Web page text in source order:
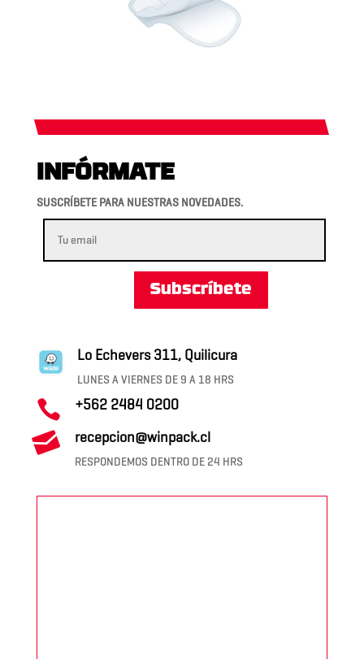
INFÓRMATE
SUSCRÍBETE PARA NUESTRAS NOVEDADES.
Subscríbete
Lo Echevers 311, Quilicura
LUNES A VIERNES DE 9 A 18 HRS
 +562 2484 0200
 recepcion@winpack.cl
RESPONDEMOS DENTRO DE 24 HRS